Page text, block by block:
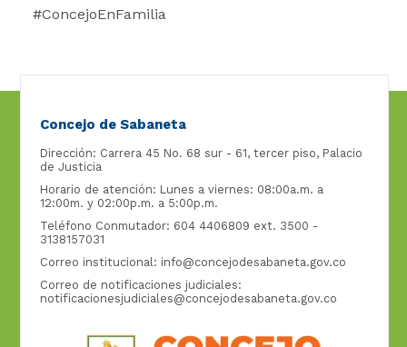
#ConcejoEnFamilia
Concejo de Sabaneta
Dirección: Carrera 45 No. 68 sur - 61, tercer piso, Palacio
de Justicia
Horario de atención: Lunes a viernes: 08:00a.m. a
12:00m. y 02:00p.m. a 5:00p.m.
Teléfono Conmutador: 604 4406809 ext. 3500 -
3138157031
Correo institucional: info@concejodesabaneta.gov.co
Correo de notificaciones judiciales:
notificacionesjudiciales@concejodesabaneta.gov.co